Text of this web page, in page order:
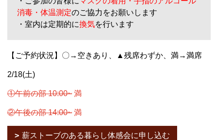
消毒・体温測定のご協力をお願いします
・室内は定期的に換気を行います
【ご予約状況】 〇→空きあり、▲残席わずか、満→満席
2/18(土)
①午前の部 10:00~ 満
②午後の部 14:00~ 満
薪ストーブのある暮らし体感会に申し込む